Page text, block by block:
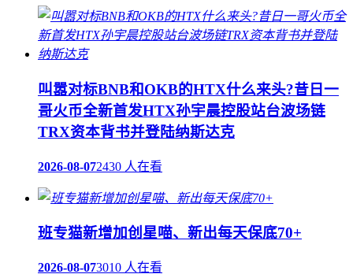
叫嚣对标BNB和OKB的HTX什么来头?昔日一
哥火币全新首发HTX孙宇晨控股站台波场链
TRX资本背书并登陆纳斯达克
2026-08-072430 人在看
班专猫新增加创星喵、新出每天保底70+
2026-08-073010 人在看